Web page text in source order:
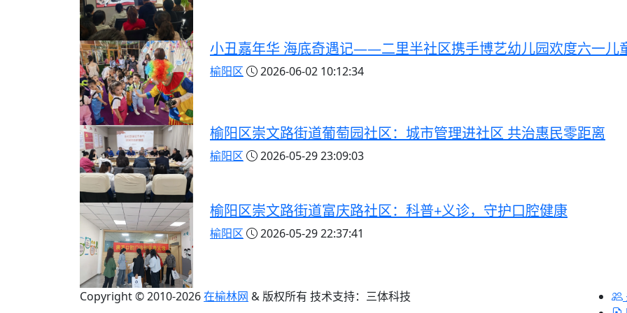
小丑嘉年华 海底奇遇记——二里半社区携手博艺幼儿园欢度六一儿
榆阳区 2026-06-02 10:12:34
榆阳区崇文路街道葡萄园社区：城市管理进社区 共治惠民零距离
榆阳区 2026-05-29 23:09:03
榆阳区崇文路街道富庆路社区：科普+义诊，守护口腔健康
榆阳区 2026-05-29 22:37:41
Copyright © 2010-2026在榆林网 & 版权所有 技术支持：三体科技